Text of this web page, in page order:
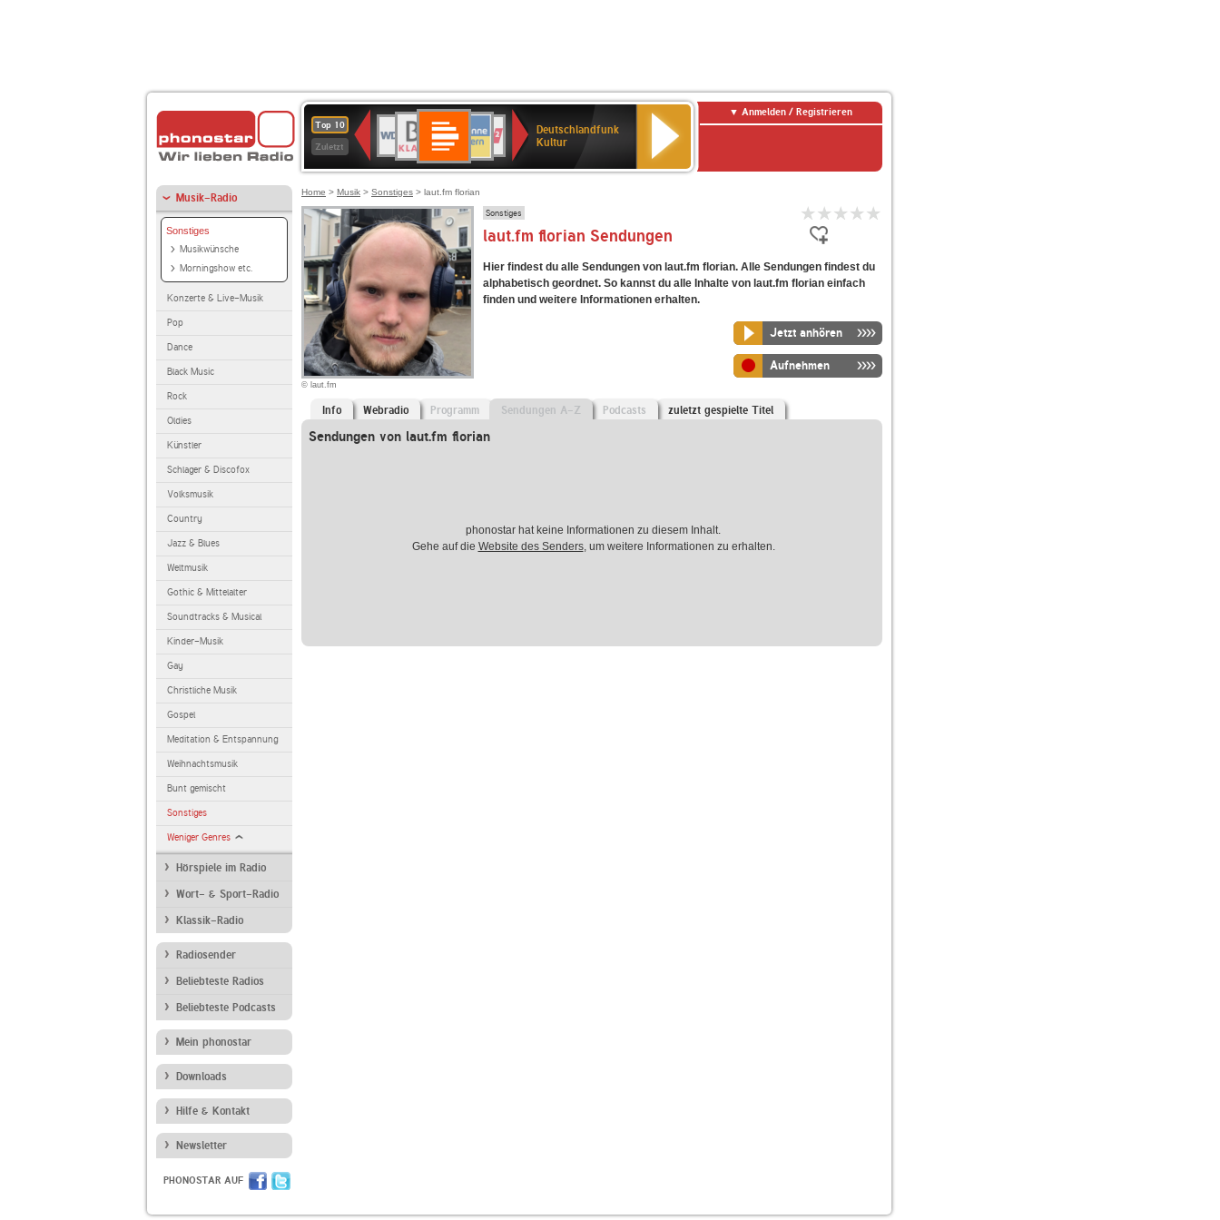
Top 10
Zuletzt
Deutschlandfunk
80er
90er
OLDIE
ANTENNE
SWR3
4
BR-
KLASSIK
Deutschlandfunk
Kultur
ANTENNE
BAYERN
SWR
Kultur
NDR
2
Deutschlandfunk
Kultur
Anmelden / Registrieren
Musik-Radio
Sonstiges
Musikwünsche
Morningshow etc.
Konzerte & Live-Musik
Pop
Dance
Black Music
Rock
Oldies
Künstler
Schlager & Discofox
Volksmusik
Country
Jazz & Blues
Weltmusik
Gothic & Mittelalter
Soundtracks & Musical
Kinder-Musik
Gay
Christliche Musik
Gospel
Meditation & Entspannung
Weihnachtsmusik
Bunt gemischt
Sonstiges
Weniger Genres
Hörspiele im Radio
Wort- & Sport-Radio
Klassik-Radio
Radiosender
Beliebteste Radios
Beliebteste Podcasts
Mein phonostar
Downloads
Hilfe & Kontakt
Newsletter
PHONOSTAR AUF
Home > Musik > Sonstiges > laut.fm florian
© laut.fm
Sonstiges
laut.fm florian Sendungen
Hier findest du alle Sendungen von laut.fm florian. Alle Sendungen findest du
alphabetisch geordnet. So kannst du alle Inhalte von laut.fm florian einfach
finden und weitere Informationen erhalten.
Jetzt anhören
Aufnehmen
Info Webradio Programm Sendungen A-Z Podcasts zuletzt gespielte Titel
Sendungen von laut.fm florian
phonostar hat keine Informationen zu diesem Inhalt.
Gehe auf die Website des Senders, um weitere Informationen zu erhalten.